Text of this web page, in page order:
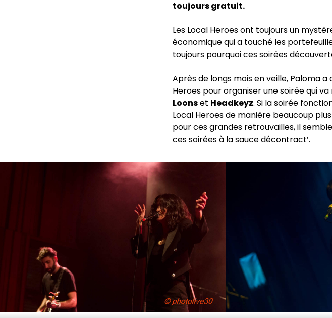
toujours gratuit.
Les Local Heroes ont toujours un
économique qui a touché les
toujours pourquoi ces soirées
Après de longs mois en veille, Paloma
Heroes pour organiser une soirée qui
Loonset Headkeyz. Si la soirée
Local Heroes de manière beaucoup
pour ces grandes retrouvailles, il
ces soirées à la sauce décontract’.